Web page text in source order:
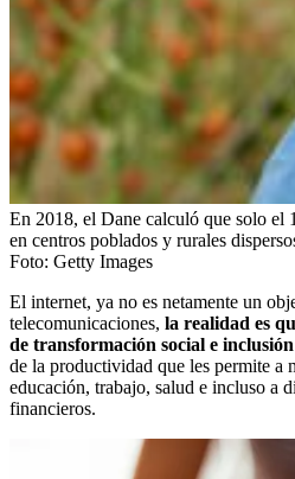
En 2018, el Dane calculó que solo el
en centros poblados y rurales
Foto: Getty Images
El internet, ya no es netamente un
telecomunicaciones, la realidad es
de transformación social e
de la productividad que les permite a
educación, trabajo, salud e incluso a
financieros.